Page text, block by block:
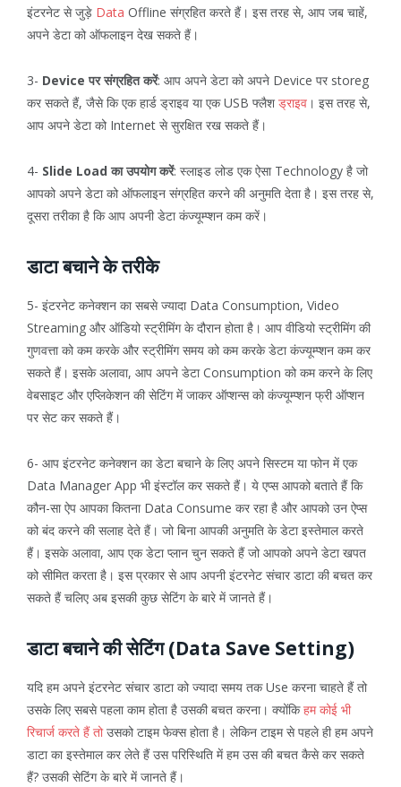
इंटरनेट से जुड़े Data Offline संग्रहित करते हैं। इस तरह से, आप जब चाहें,
अपने डेटा को ऑफलाइन देख सकते हैं।
3- Device पर संग्रहित करें: आप अपने डेटा को अपने Device पर storeg
कर सकते हैं, जैसे कि एक हार्ड ड्राइव या एक USB फ्लैश ड्राइव । इस तरह से,
आप अपने डेटा को Internet से सुरक्षित रख सकते हैं।
4- Slide Load का उपयोग करें: स्लाइड लोड एक ऐसा Technology है जो
आपको अपने डेटा को ऑफलाइन संग्रहित करने की अनुमति देता है। इस तरह से,
दूसरा तरीका है कि आप अपनी डेटा कंज्यूम्प्शन कम करें।
डाटा बचाने के तरीके
5- इंटरनेट कनेक्शन का सबसे ज्यादा Data Consumption, Video
Streaming और ऑडियो स्ट्रीमिंग के दौरान होता है। आप वीडियो स्ट्रीमिंग की
गुणवत्ता को कम करके और स्ट्रीमिंग समय को कम करके डेटा कंज्यूम्प्शन कम कर
सकते हैं। इसके अलावा, आप अपने डेटा Consumption को कम करने के लिए
वेबसाइट और एप्लिकेशन की सेटिंग में जाकर ऑप्शन्स को कंज्यूम्प्शन फ्री ऑप्शन
पर सेट कर सकते हैं।
6- आप इंटरनेट कनेक्शन का डेटा बचाने के लिए अपने सिस्टम या फोन में एक
Data Manager App भी इंस्टॉल कर सकते हैं। ये एप्स आपको बताते हैं कि
कौन-सा ऐप आपका कितना Data Consume कर रहा है और आपको उन ऐप्स
को बंद करने की सलाह देते हैं। जो बिना आपकी अनुमति के डेटा इस्तेमाल करते
हैं। इसके अलावा, आप एक डेटा प्लान चुन सकते हैं जो आपको अपने डेटा खपत
को सीमित करता है। इस प्रकार से आप अपनी इंटरनेट संचार डाटा की बचत कर
सकते हैं चलिए अब इसकी कुछ सेटिंग के बारे में जानते हैं।
डाटा बचाने की सेटिंग (Data Save Setting)
यदि हम अपने इंटरनेट संचार डाटा को ज्यादा समय तक Use करना चाहते हैं तो
उसके लिए सबसे पहला काम होता है उसकी बचत करना। क्योंकिहम कोई भी
रिचार्ज करते हैं तोउसको टाइम फेक्स होता है। लेकिन टाइम से पहले ही हम अपने
डाटा का इस्तेमाल कर लेते हैं उस परिस्थिति में हम उस की बचत कैसे कर सकते
हैं? उसकी सेटिंग के बारे में जानते हैं।